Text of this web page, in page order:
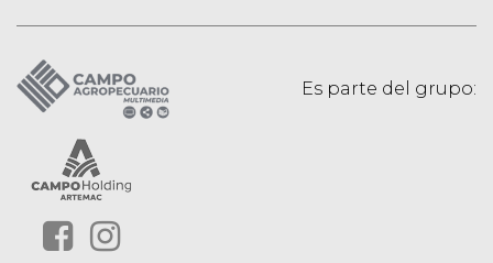
Es parte del grupo: